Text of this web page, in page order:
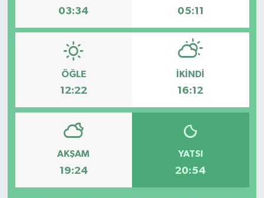
03:34 05:11
ÖĞLE
12:22
İKINDI
16:12
AKŞAM
19:24
YATSI
20:54